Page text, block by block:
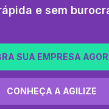
e sem
SUA EMPRESA
CONHEÇA A AGILIZE